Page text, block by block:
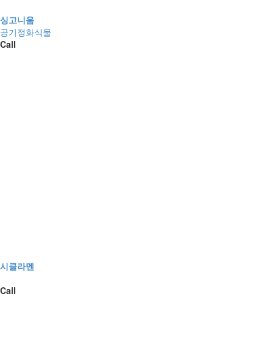
싱고니움
공기정화식물
Call
시클라멘
Call